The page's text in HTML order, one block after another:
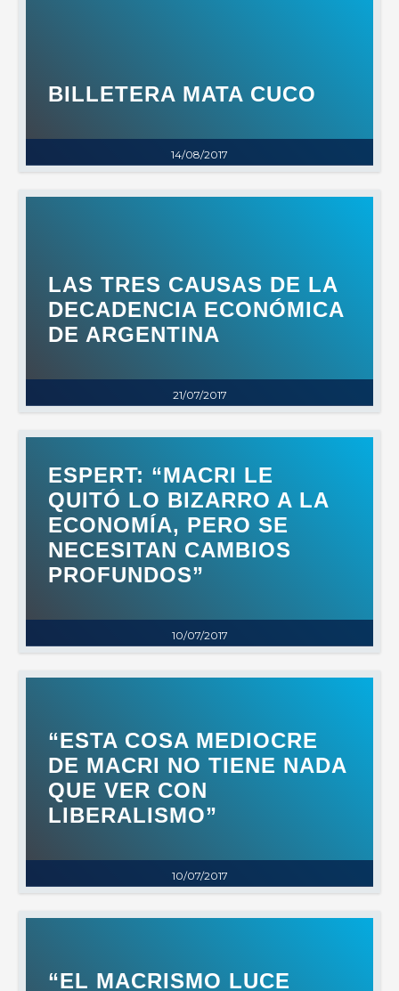
14/08/2017
BILLETERA MATA CUCO
21/07/2017
LAS TRES CAUSAS DE LA
DECADENCIA ECONÓMICA
DE ARGENTINA
10/07/2017
ESPERT: “MACRI LE
QUITÓ LO BIZARRO A LA
ECONOMÍA, PERO SE
NECESITAN CAMBIOS
PROFUNDOS”
10/07/2017
“ESTA COSA MEDIOCRE
DE MACRI NO TIENE NADA
QUE VER CON
LIBERALISMO”
“EL MACRISMO LUCE